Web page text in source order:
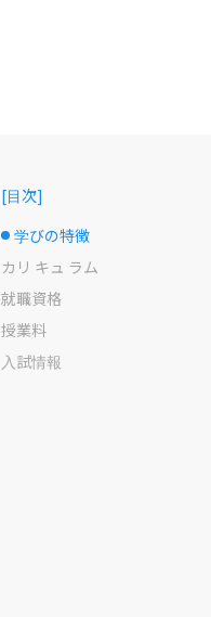
[目次]
選択中のドット
学びの特徴
カリ キュ ラム
就職資格
授業料
入試情報